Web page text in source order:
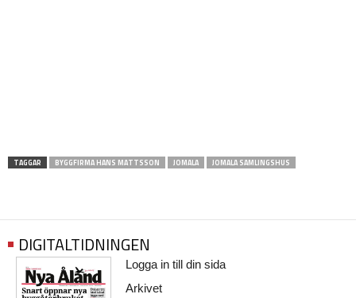
TAGGAR BYGGFIRMA HANS MATTSSON JOMALA JOMALA SAMLINGSHUS
DIGITALTIDNINGEN
Logga in till din sida
Arkivet